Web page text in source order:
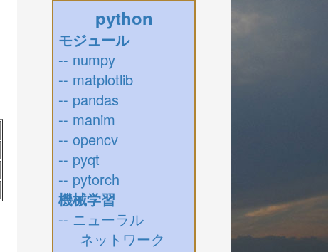
python
モジュール
-- numpy
-- matplotlib
-- pandas
-- manim
-- opencv
-- pyqt
-- pytorch
機械学習
-- ニューラル
ネットワーク